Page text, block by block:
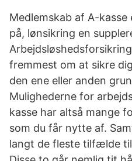
Medlemskab af A-
på, lønsikring en
fremmest om at sikre
den ene eller anden
Mulighederne for
kasse har altså mange
som du får nytte af.
langt de fleste tilfælde